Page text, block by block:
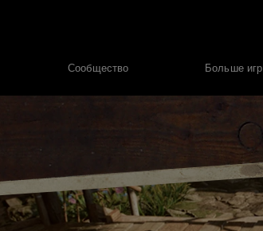
Сообщество Больше игр